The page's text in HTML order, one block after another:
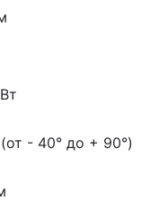
(от - 40° до + 90°)